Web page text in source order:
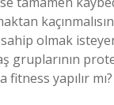
olmak
gruplarının
yapılır